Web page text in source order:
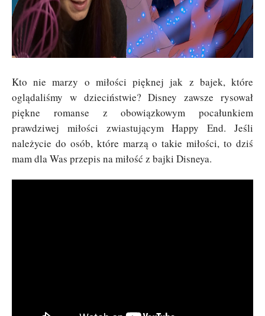
Kto nie marzy o miłości pięknej jak z bajek, które
oglądaliśmy w dzieciństwie? Disney zawsze rysował
piękne romanse z obowiązkowym pocałunkiem
prawdziwej miłości zwiastującym Happy End. Jeśli
należycie do osób, które marzą o takie miłości, to dziś
mam dla Was przepis na miłość z bajki Disneya.